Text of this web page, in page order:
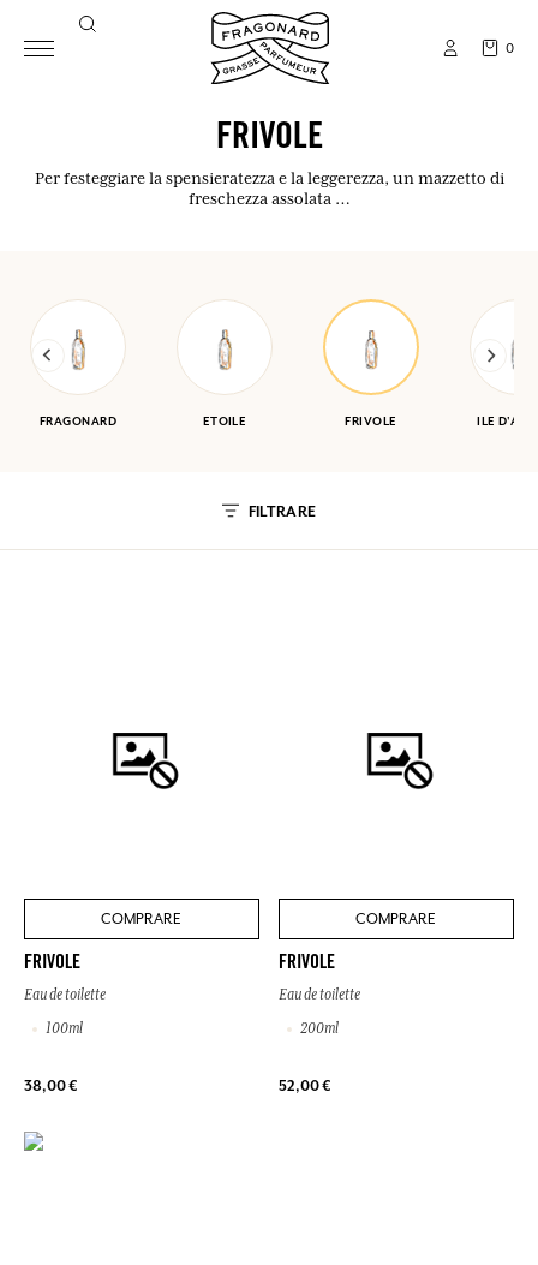
0
FRIVOLE
Per festeggiare la spensieratezza e la leggerezza, un mazzetto di
freschezza assolata …
FRAGONARD ETOILE FRIVOLE ILE
FILTRARE
COMPRARE
FRIVOLE
Eau de toilette
100ml
38,00 €
COMPRARE
FRIVOLE
Eau de toilette
200ml
52,00 €